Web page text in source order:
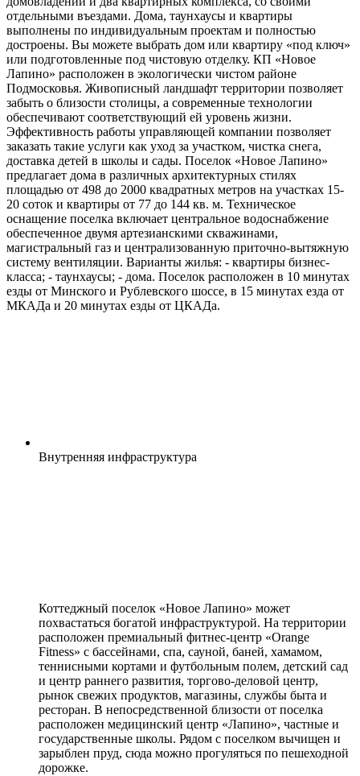
отдельными въездами. Дома, таунхаусы и квартиры
выполнены по индивидуальным проектам и полностью
достроены. Вы можете выбрать дом или квартиру «под ключ»
или подготовленные под чистовую отделку. КП «Новое
Лапино» расположен в экологически чистом районе
Подмосковья. Живописный ландшафт территории позволяет
забыть о близости столицы, а современные технологии
обеспечивают соответствующий ей уровень жизни.
Эффективность работы управляющей компании позволяет
заказать такие услуги как уход за участком, чистка снега,
доставка детей в школы и сады. Поселок «Новое Лапино»
предлагает дома в различных архитектурных стилях
площадью от 498 до 2000 квадратных метров на участках 15-
20 соток и квартиры от 77 до 144 кв. м. Техническое
оснащение поселка включает центральное водоснабжение
обеспеченное двумя артезианскими скважинами,
магистральный газ и централизованную приточно-вытяжную
систему вентиляции. Варианты жилья: - квартиры бизнес-
класса; - таунхаусы; - дома. Поселок расположен в 10 минутах
езды от Минского и Рублевского шоссе, в 15 минутах езда от
МКАДа и 20 минутах езды от ЦКАДа.
Внутренняя инфраструктура
Коттеджный поселок «Новое Лапино» может
похвастаться богатой инфраструктурой. На территории
расположен премиальный фитнес-центр «Orange
Fitness» с бассейнами, спа, сауной, баней, хамамом,
теннисными кортами и футбольным полем, детский сад
и центр раннего развития, торгово-деловой центр,
рынок свежих продуктов, магазины, службы быта и
ресторан. В непосредственной близости от поселка
расположен медицинский центр «Лапино», частные и
государственные школы. Рядом с поселком вычищен и
зарыблен пруд, сюда можно прогуляться по пешеходной
дорожке.